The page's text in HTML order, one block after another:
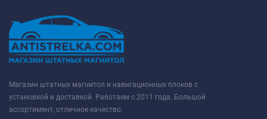
Магазин штатных магнитол и навигационных блоков с
установкой и доставкой. Работаем с 2011 года. Большой
ассортимент, отличное качество.